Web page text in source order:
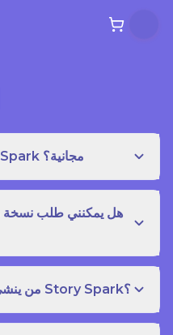
هل قراءة مكتبة مجتمع Story Spark مجانية؟
هل يمكنني طلب نسخة
من ينشئ كتب قصص في مكتبة مجتمع Story Spark؟